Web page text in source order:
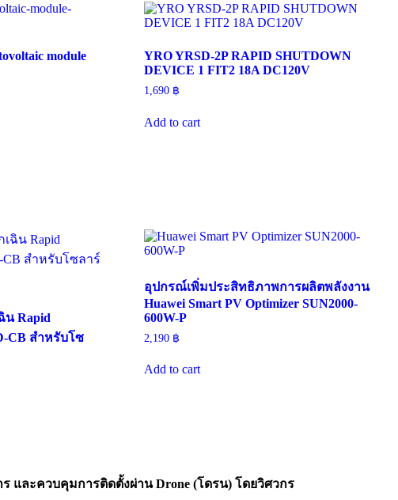
module
YRO YRSD-2P RAPID SHUTDOWN
DEVICE 1 FIT2 18A DC120V
1,690 ฿
Add to cart
Rapid
CB สำหรับโซ
อุปกรณ์เพิ่มประสิทธิภาพการผลิตพลังงาน
Huawei Smart PV Optimizer SUN2000-
600W-P
2,190 ฿
Add to cart
และควบคุมการติดตั้งผ่าน Drone (โดรน) โดยวิศวกร